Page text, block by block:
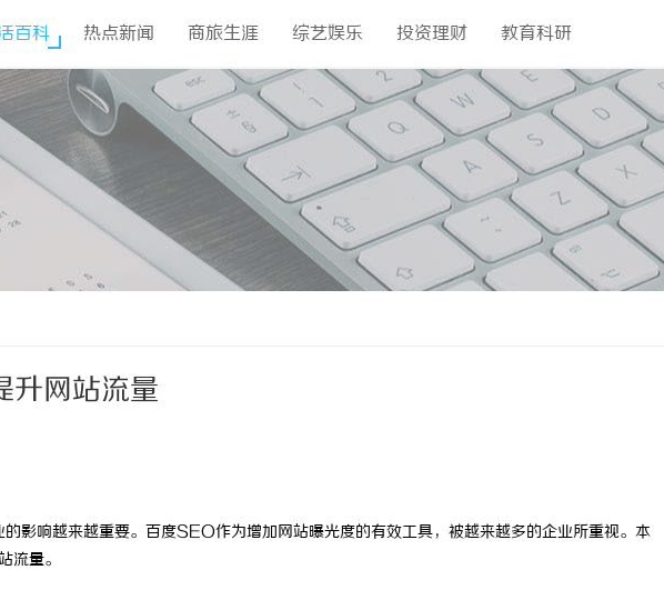
百科 热点新闻 商旅生涯 综艺娱乐 投资理财 教育科研
升网站流量
影响越来越重要。百度SEO作为增加网站曝光度的有效工具，被越来越多的企业所重视。本
流量。